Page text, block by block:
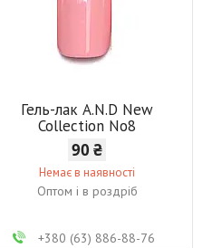
Гель-лак A.N.D New
Collection No8
90 ₴
Немає в наявності
Оптом і в роздріб
+380 (63) 886-88-76